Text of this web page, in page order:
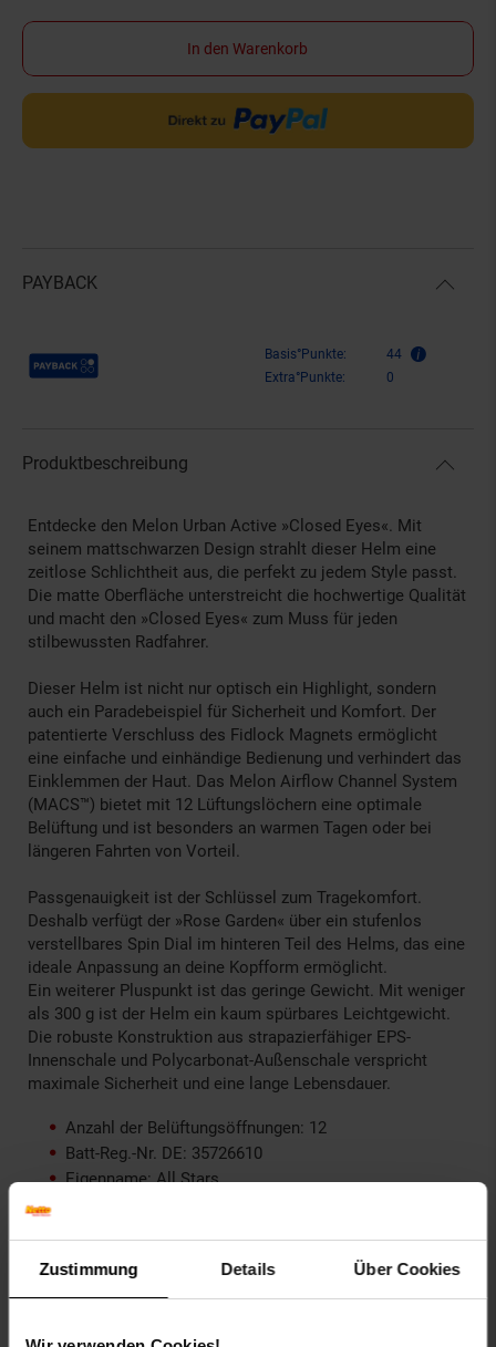
Zustimmung Details Über Cookies
In den Warenkorb
PAYBACK
Payback Punkte Basis°Punkte:
44
Extra°Punkte:
0
Produktbeschreibung
Entdecke den Melon Urban Active »Closed Eyes«. Mit
seinem mattschwarzen Design strahlt dieser Helm eine
zeitlose Schlichtheit aus, die perfekt zu jedem Style passt.
Die matte Oberfläche unterstreicht die hochwertige Qualität
und macht den »Closed Eyes« zum Muss für jeden
stilbewussten Radfahrer.
Dieser Helm ist nicht nur optisch ein Highlight, sondern
auch ein Paradebeispiel für Sicherheit und Komfort. Der
patentierte Verschluss des Fidlock Magnets ermöglicht
eine einfache und einhändige Bedienung und verhindert das
Einklemmen der Haut. Das Melon Airflow Channel System
(MACS™) bietet mit 12 Lüftungslöchern eine optimale
Belüftung und ist besonders an warmen Tagen oder bei
längeren Fahrten von Vorteil.
Passgenauigkeit ist der Schlüssel zum Tragekomfort.
Deshalb verfügt der »Rose Garden« über ein stufenlos
verstellbares Spin Dial im hinteren Teil des Helms, das eine
ideale Anpassung an deine Kopfform ermöglicht.
Ein weiterer Pluspunkt ist das geringe Gewicht. Mit weniger
als 300 g ist der Helm ein kaum spürbares Leichtgewicht.
Die robuste Konstruktion aus strapazierfähiger EPS-
Innenschale und Polycarbonat-Außenschale verspricht
maximale Sicherheit und eine lange Lebensdauer.
Anzahl der Belüftungsöffnungen: 12
Batt-Reg.-Nr. DE: 35726610
Eigenname: All Stars
ProdSV PLZ: 45136
ProdSV Hausnummer: 334H